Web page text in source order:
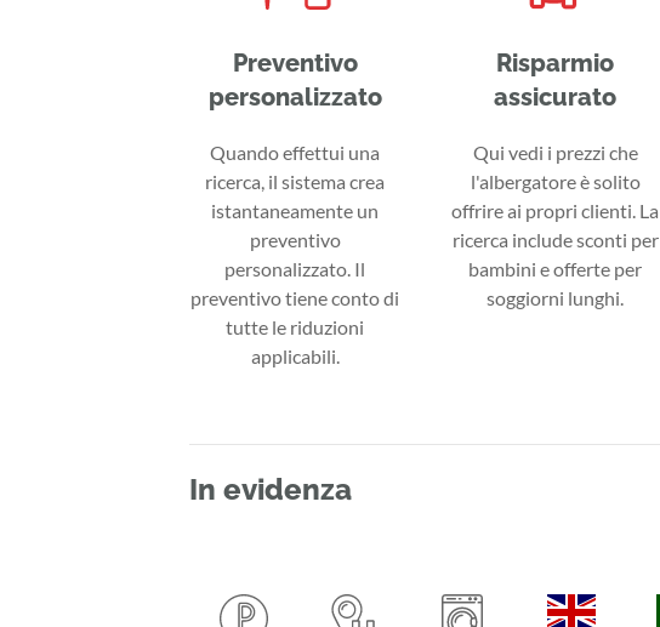
Preventivo
personalizzato
Quando effettui una
ricerca, il sistema crea
istantaneamente un
preventivo
personalizzato. Il
preventivo tiene conto di
tutte le riduzioni
applicabili.
Risparmio
assicurato
Qui vedi i prezzi che
l'albergatore è solito
offrire ai propri clienti. La
ricerca include sconti per
bambini e offerte per
soggiorni lunghi.
In evidenza